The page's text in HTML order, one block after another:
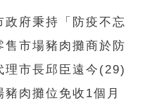
政府秉持「防疫不忘
售市場豬肉攤商於防
理市長邱臣遠今(29)
肉攤位免收1個月